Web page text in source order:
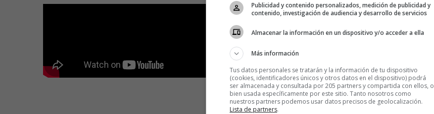
Publicidad y contenido personalizados, medición de publicidad y
contenido, investigación de audiencia y desarrollo de servicios
Almacenar la información en un dispositivo y/o acceder a ella
Más información
Tus datos personales se tratarán y la información de tu dispositivo
(cookies, identificadores únicos y otros datos en el dispositivo) podrá
ser almacenada y consultada por 205 partners y compartida con ellos, o
bien usada específicamente por este sitio. Tanto nosotros como
nuestros partners podemos usar datos precisos de geolocalización.
Lista de partners.